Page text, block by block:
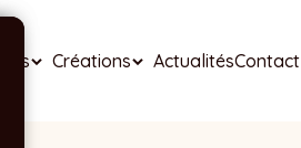
Créations ActualitésContact